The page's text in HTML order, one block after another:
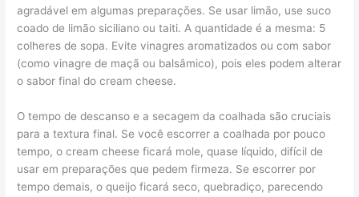
agradável em algumas preparações. Se usar limão, use suco
coado de limão siciliano ou taiti. A quantidade é a mesma: 5
colheres de sopa. Evite vinagres aromatizados ou com sabor
(como vinagre de maçã ou balsâmico), pois eles podem alterar
o sabor final do cream cheese.
O tempo de descanso e a secagem da coalhada são cruciais
para a textura final. Se você escorrer a coalhada por pouco
tempo, o cream cheese ficará mole, quase líquido, difícil de
usar em preparações que pedem firmeza. Se escorrer por
tempo demais, o queijo ficará seco, quebradiço, parecendo